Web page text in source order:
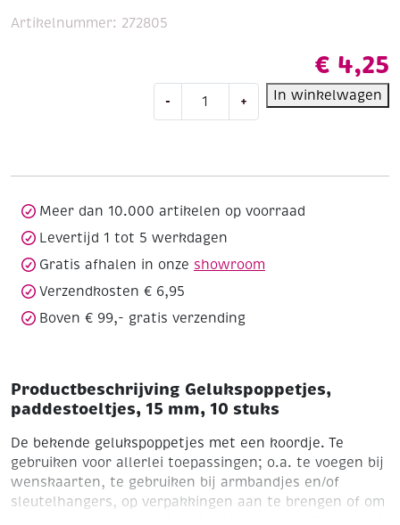
€ 4,25
-
paddestoeltjes,
aantal
+ In winkelwagen
Artikelnummer: 272805
Meer dan 10.000 artikelen op voorraad
Levertijd 1 tot 5 werkdagen
Gratis afhalen in onze showroom
Verzendkosten € 6,95
Boven € 99,- gratis verzending
Productbeschrijving Gelukspoppetjes,
paddestoeltjes, 15 mm, 10 stuks
De bekende gelukspoppetjes met een koordje. Te
gebruiken voor allerlei toepassingen; o.a. te voegen bij
wenskaarten, te gebruiken bij armbandjes en/of
sleutelhangers, op verpakkingen aan te brengen of om